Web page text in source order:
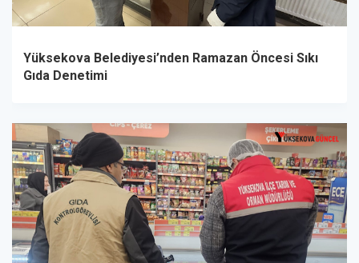
Yüksekova Belediyesi’nden Ramazan Öncesi Sıkı
Gıda Denetimi